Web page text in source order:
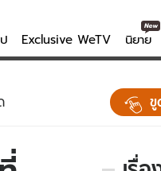
Exclusive WeTV นิยาย
เพลง
ขู